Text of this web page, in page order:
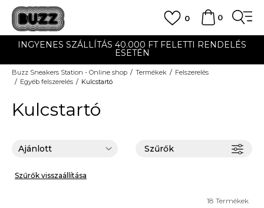
0
0
INGYENES SZÁLLÍTÁS 40.000 FT FELETTI RENDELÉS
ESETÉN
Buzz Sneakers Station - Online shop Termékek
Felszerelés
Egyéb felszerelés
Kulcstartó
Kulcstartó
Szűrők
Szűrők visszaállítása
18 Termékek